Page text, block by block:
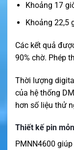
Khoảng 17
Khoảng 22,5
Các kết quả
90% chờ. Phép
Thời lượng
của hệ thống
hơn số liệu thử
Thiết kế pin
PMNN4600